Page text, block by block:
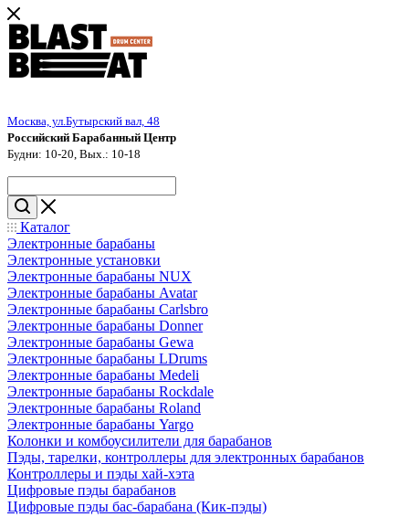
Москва, ул.Бутырский вал, 48
Российский Барабанный Центр
Будни: 10-20, Вых.: 10-18
Каталог
Электронные барабаны
Электронные установки
Электронные барабаны NUX
Электронные барабаны Avatar
Электронные барабаны Carlsbro
Электронные барабаны Donner
Электронные барабаны Gewa
Электронные барабаны LDrums
Электронные барабаны Medeli
Электронные барабаны Rockdale
Электронные барабаны Roland
Электронные барабаны Yargo
Колонки и комбоусилители для барабанов
Пэды, тарелки, контроллеры для электронных барабанов
Контроллеры и пэды хай-хэта
Цифровые пэды барабанов
Цифровые пэды бас-барабана (Кик-пэды)